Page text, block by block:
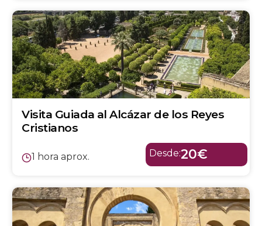
Visita Guiada al Alcázar de los Reyes
Cristianos
1 hora aprox. Desde:20€